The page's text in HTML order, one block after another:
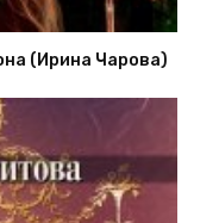
(Ирина Чарова)